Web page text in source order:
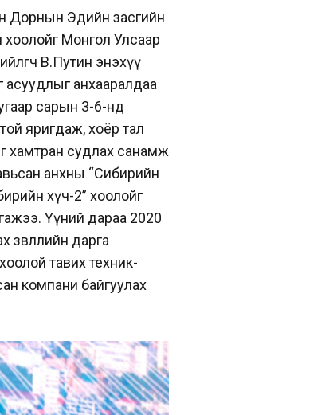
Дорнын Эдийн засгийн
хоолойг Монгол Улсаар
В.Путин энэхүү
анхааралдаа
сарын 3-6-нд
яригдаж, хоёр тал
хамтран судлах санамж
анхны “Сибирийн
хүч-2” хоолойг
Үүний дараа 2020
дарга
тавих техник-
компани байгуулах